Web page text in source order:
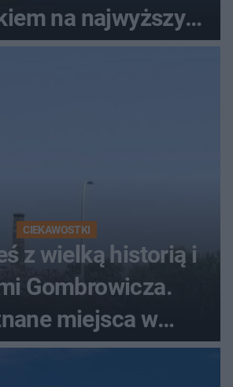
na najwyższy
Świętokrzyskich
CIEKAWOSTKI
z wielką historią i
Gombrowicza.
miejsca w